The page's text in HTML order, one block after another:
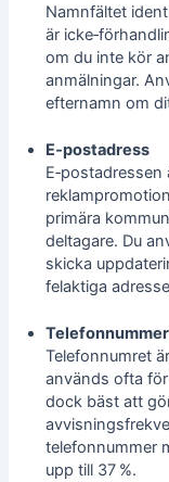
Namnfältet
är
om du inte kör
anmälningar.
efternamn om
E‑postadress
primära
deltagare. Du
skicka
felaktiga
Telefonnummer
Telefonnumret
används ofta
dock bäst att
telefonnummer
upp till 37 %.